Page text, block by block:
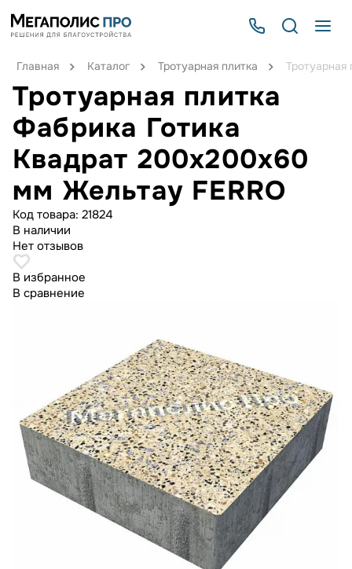
Главная Каталог Тротуарная плитка
Тротуарная плитка
Фабрика Готика
Квадрат 200х200х60
мм Жельтау FERRO
Код товара: 21824
В наличии
Нет отзывов
В избранное
В сравнение